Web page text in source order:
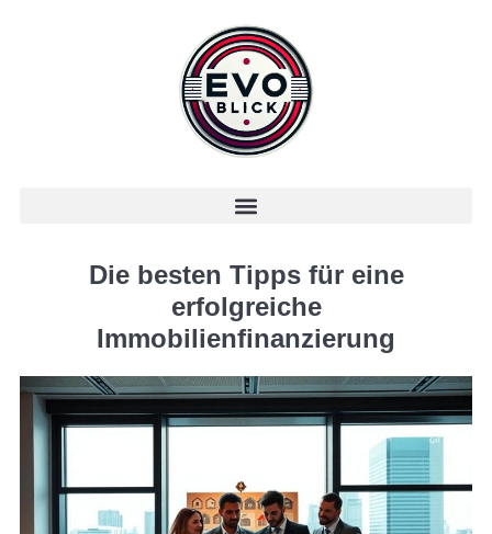
Die besten Tipps für eine
erfolgreiche
Immobilienfinanzierung